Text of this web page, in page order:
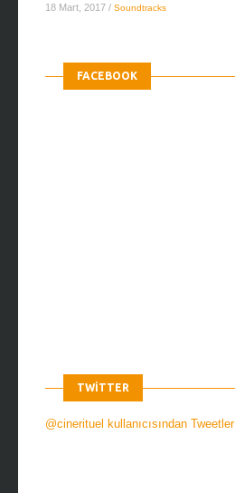
18 Mart, 2017 / Soundtracks
FACEBOOK
TWITTER
@cinerituel kullanıcısından Tweetler